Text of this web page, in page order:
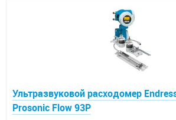
Ультразвуковой расходомер
Prosonic Flow 93P